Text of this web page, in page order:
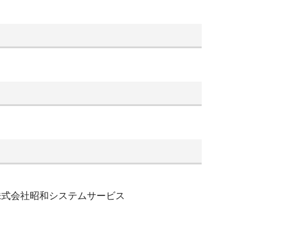
会社昭和システムサービス